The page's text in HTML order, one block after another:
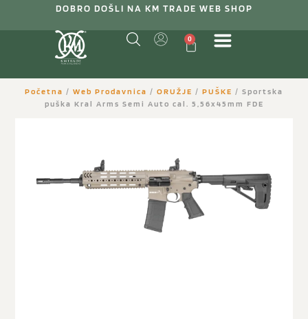
DOBRO DOŠLI NA KM TRADE WEB SHOP
0
Početna / Web Prodavnica / ORUŽJE / PUŠKE / Sportska
puška Kral Arms Semi Auto cal. 5,56x45mm FDE